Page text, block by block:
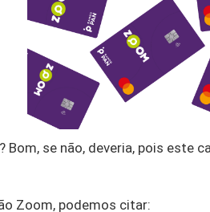
Bom, se não, deveria, pois este
Zoom, podemos citar: